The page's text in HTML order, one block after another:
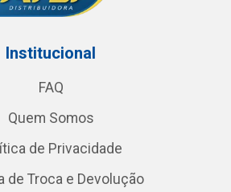
Institucional
FAQ
Quem Somos
de Privacidade
de Troca e Devolução